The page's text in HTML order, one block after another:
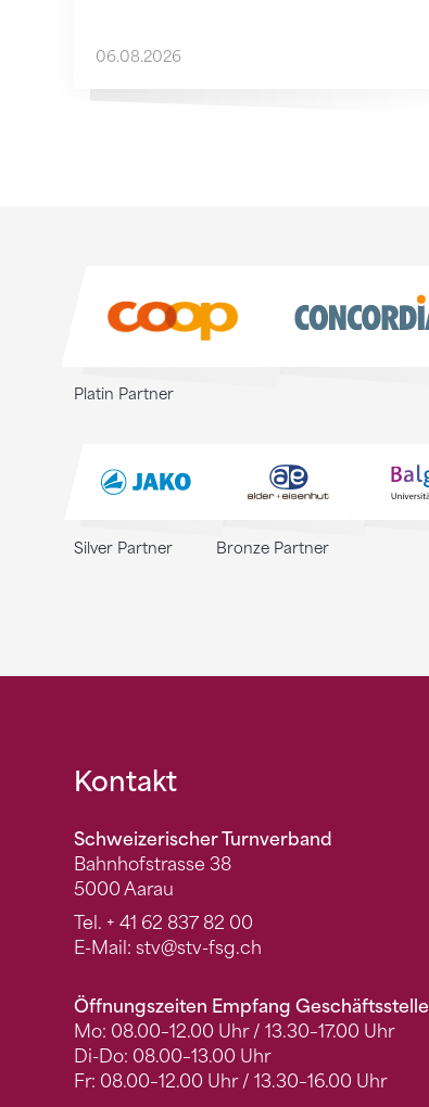
06.08.2026
Platin Partner
Silver Partner Bronze Partner
Fusszeile
Kontakt
Schweizerischer Turnverband
Bahnhofstrasse 38
5000 Aarau
Tel. + 41 62 837 82 00
E-Mail: stv@stv-fsg.ch
Öffnungszeiten Empfang Geschäftsstelle
Mo: 08.00–12.00 Uhr / 13.30–17.00 Uhr
Di-Do: 08.00–13.00 Uhr
Fr: 08.00–12.00 Uhr / 13.30–16.00 Uhr